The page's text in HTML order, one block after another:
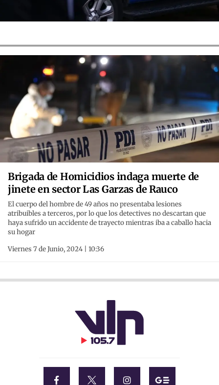
Brigada de Homicidios indaga muerte de
jinete en sector Las Garzas de Rauco
El cuerpo del hombre de 49 años no presentaba lesiones
atribuibles a terceros, por lo que los detectives no descartan que
haya sufrido un accidente de trayecto mientras iba a caballo hacia
su hogar
Viernes 7 de Junio, 2024 | 10:36